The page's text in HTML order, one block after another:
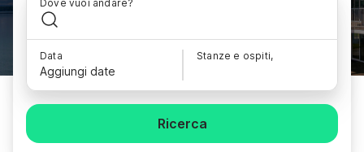
Dove vuoi andare?
Data
Aggiungi date
Stanze e ospiti,
Ricerca